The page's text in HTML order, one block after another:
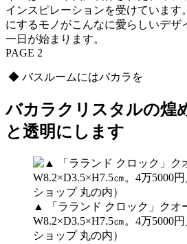
インスピレーションを受けています
にするモノがこんなに愛らしいデザ
一日が始まります。
PAGE 2
◆ バスルームにはバカラを
バカラクリスタルの煌
と透明にします
▲ 「ラランド クロック」クオ
W8.2×D3.5×H7.5㎝。4万5000
ショップ 丸の内）